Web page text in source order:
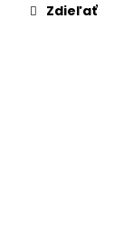
Zdieľať